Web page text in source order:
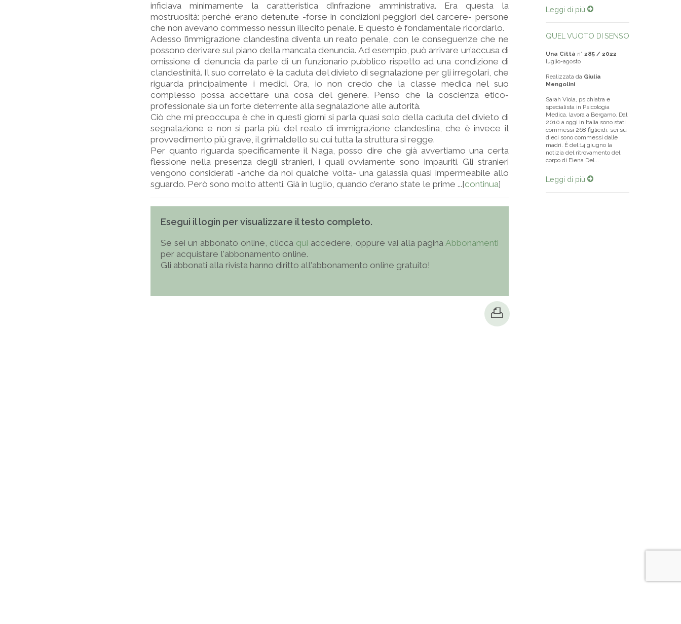
inficiava minimamente la caratteristica d’infrazione amministrativa. Era questa la
mostruosità: perché erano detenute -forse in condizioni peggiori del carcere- persone
che non avevano commesso nessun illecito penale. E questo è fondamentale ricordarlo.
Adesso l’immigrazione clandestina diventa un reato penale, con le conseguenze che ne
possono derivare sul piano della mancata denuncia. Ad esempio, può arrivare un’accusa di
omissione di denuncia da parte di un funzionario pubblico rispetto ad una condizione di
clandestinità. Il suo correlato è la caduta del divieto di segnalazione per gli irregolari, che
riguarda principalmente i medici. Ora, io non credo che la classe medica nel suo
complesso possa accettare una cosa del genere. Penso che la coscienza etico-
professionale sia un forte deterrente alla segnalazione alle autorità.
Ciò che mi preoccupa è che in questi giorni si parla quasi solo della caduta del divieto di
segnalazione e non si parla più del reato di immigrazione clandestina, che è invece il
provvedimento più grave, il grimaldello su cui tutta la struttura si regge.
Per quanto riguarda specificamente il Naga, posso dire che già avvertiamo una certa
flessione nella presenza degli stranieri, i quali ovviamente sono impauriti. Gli stranieri
vengono considerati -anche da noi qualche volta- una galassia quasi impermeabile allo
sguardo. Però sono molto attenti. Già in luglio, quando c’erano state le prime ...[continua]
Esegui il login per visualizzare il testo completo.
Se sei un abbonato online, clicca qui accedere, oppure vai alla pagina Abbonamenti
per acquistare l'abbonamento online.
Gli abbonati alla rivista hanno diritto all'abbonamento online gratuito!
Leggi di più
QUEL VUOTO DI SENSO
Una Città n° 285 / 2022
luglio-agosto
Realizzata da Giulia
Mengolini
Sarah Viola, psichiatra e
specialista in Psicologia
Medica, lavora a Bergamo. Dal
2010 a oggi in Italia sono stati
commessi 268 figlicidi: sei su
dieci sono commessi dalle
madri. È del 14 giugno la
notizia del ritrovamento del
corpo di Elena Del...
Leggi di più